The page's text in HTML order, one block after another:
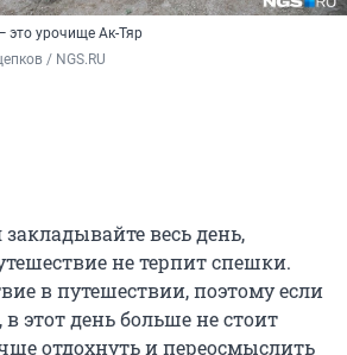
это урочище Ак-Тяр
/ NGS.RU
весь день,
не терпит спешки.
в путешествии, поэтому если
этот день больше не стоит
отдохнуть и переосмыслить